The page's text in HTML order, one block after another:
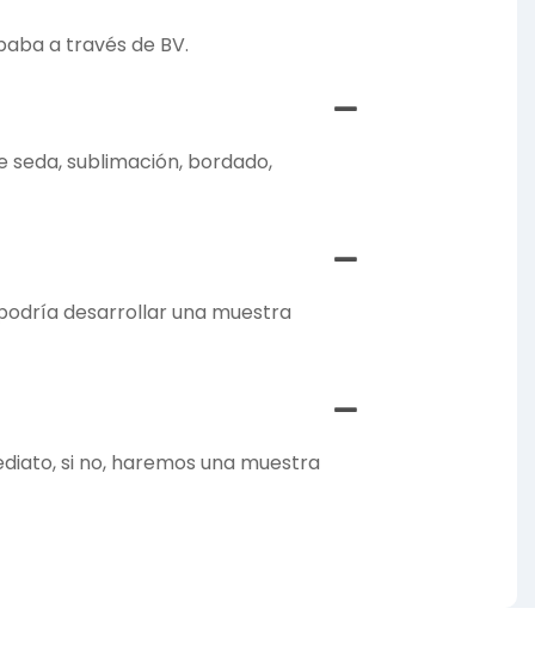
a través de BV.
seda, sublimación, bordado,
desarrollar una muestra
si no, haremos una muestra